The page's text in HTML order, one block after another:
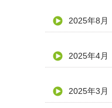
2025年8月
2025年4月
2025年3月